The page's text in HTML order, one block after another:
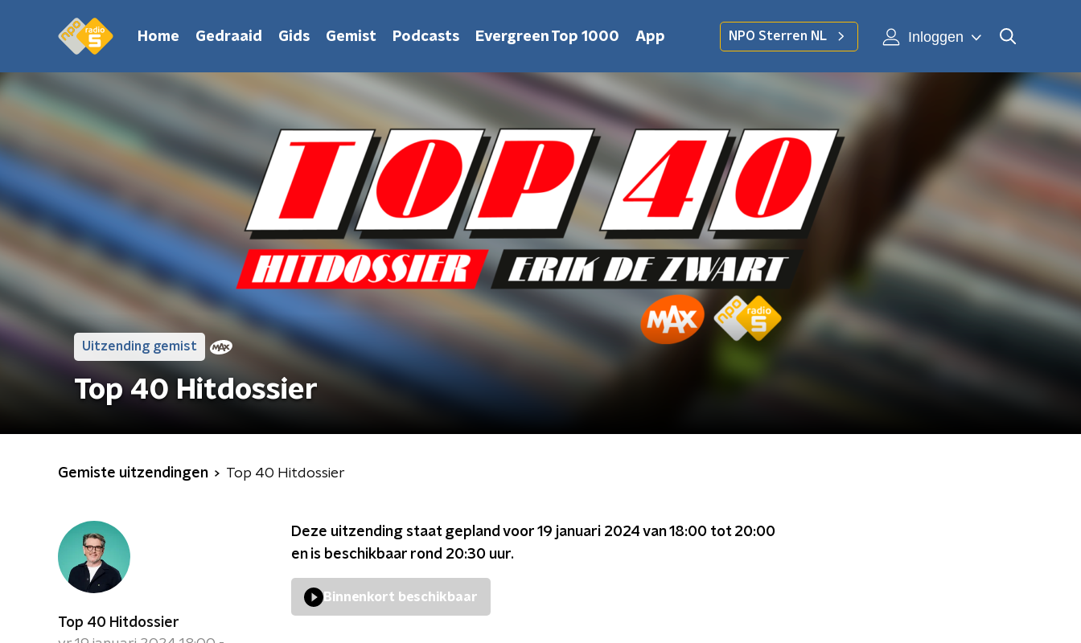
Home Gedraaid Gids Gemist Podcasts Evergreen Top 1000 App NPO Sterren NL Inloggen
Uitzending gemist
Top 40 Hitdossier
Gemiste uitzendingen Top 40 Hitdossier
Top 40 Hitdossier
Deze uitzending staat gepland voor 19 januari 2024 van 18:00 tot 20:00
en is beschikbaar rond 20:30 uur.
Binnenkort beschikbaar